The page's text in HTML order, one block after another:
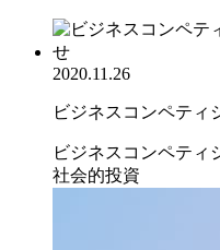
2020.11.26
ビジネスコンペティ
ビジネスコンペティ
社会的投資